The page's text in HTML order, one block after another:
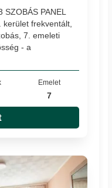
PANEL
frekventált,
7. emeleti
- a
Emelet
7